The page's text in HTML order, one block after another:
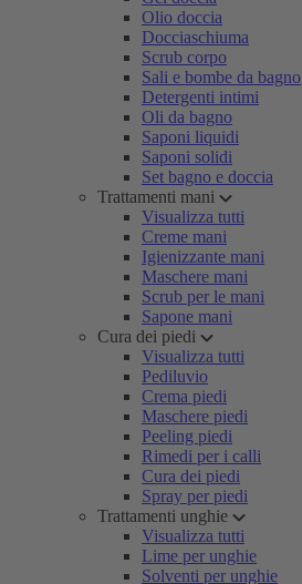
Olio doccia
Docciaschiuma
Scrub corpo
Sali e bombe da bagno
Detergenti intimi
Oli da bagno
Saponi liquidi
Saponi solidi
Set bagno e doccia
Trattamenti mani
Visualizza tutti
Creme mani
Igienizzante mani
Maschere mani
Scrub per le mani
Sapone mani
Cura dei piedi
Visualizza tutti
Pediluvio
Crema piedi
Maschere piedi
Peeling piedi
Rimedi per i calli
Cura dei piedi
Spray per piedi
Trattamenti unghie
Visualizza tutti
Lime per unghie
Solventi per unghie